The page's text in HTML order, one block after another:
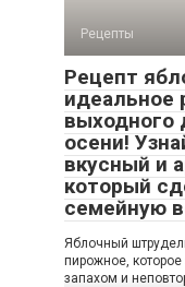
Рецепты
Рецепт
идеальное
выходного
осени!
вкусный и
который
семейную
Яблочный
пирожное,
запахом и